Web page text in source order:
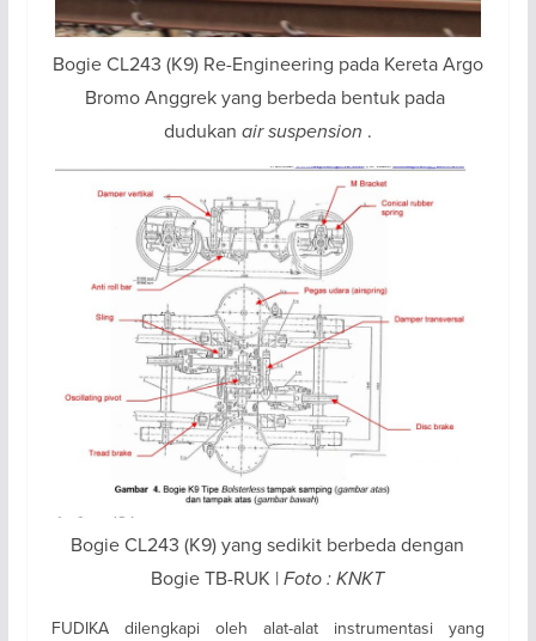
Bogie CL243 (K9) Re-Engineering pada Kereta Argo
Bromo Anggrek yang berbeda bentuk pada
dudukan air suspension .
Bogie CL243 (K9) yang sedikit berbeda dengan
Bogie TB-RUK |Foto : KNKT
FUDIKA dilengkapi oleh alat-alat instrumentasi yang